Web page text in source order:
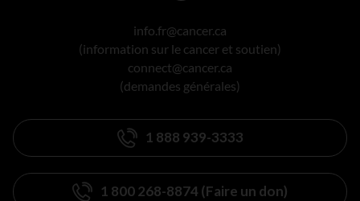
info.fr@cancer.ca
(information sur le cancer et soutien)
connect@cancer.ca
(demandes générales)
1 888 939-3333
1 800 268-8874 (Faire un don)